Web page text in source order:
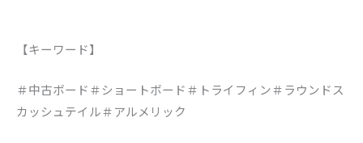
【キーワード】
＃中古ボード＃ショートボード＃トライフィン＃ラウンドス
カッシュテイル＃アルメリック